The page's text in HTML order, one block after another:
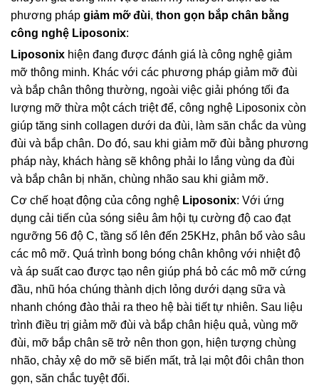
phương pháp giảm mỡ đùi, thon gọn bắp chân bằng
công nghệ Liposonix:
Liposonix hiện đang được đánh giá là công nghệ giảm
mỡ thông minh. Khác với các phương pháp giảm mỡ đùi
và bắp chân thông thường, ngoài việc giải phóng tối đa
lượng mỡ thừa một cách triệt để, công nghệ Liposonix còn
giúp tăng sinh collagen dưới da đùi, làm săn chắc da vùng
đùi và bắp chân. Do đó, sau khi giảm mỡ đùi bằng phương
pháp này, khách hàng sẽ không phải lo lắng vùng da đùi
và bắp chân bị nhăn, chùng nhão sau khi giảm mỡ.
Cơ chế hoạt động của công nghệ Liposonix: Với ứng
dụng cải tiến của sóng siêu âm hội tụ cường độ cao đạt
ngưỡng 56 độ C, tầng số lên đến 25KHz, phân bổ vào sâu
các mô mỡ. Quá trình bong bóng chân không với nhiệt độ
và áp suất cao được tạo nên giúp phá bỏ các mô mỡ cứng
đầu, nhũ hóa chúng thành dịch lỏng dưới dạng sữa và
nhanh chóng đào thải ra theo hệ bài tiết tự nhiên. Sau liệu
trình điều trị giảm mỡ đùi và bắp chân hiệu quả, vùng mỡ
đùi, mỡ bắp chân sẽ trở nên thon gọn, hiện tượng chùng
nhão, chảy xệ do mỡ sẽ biến mất, trả lại một đôi chân thon
gọn, săn chắc tuyệt đối.